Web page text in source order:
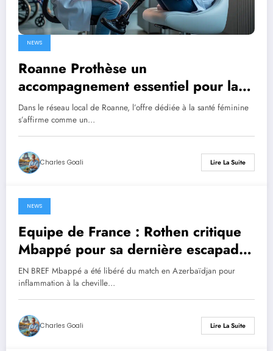
NEWS
Roanne Prothèse un
accompagnement essentiel pour la
santé féminine
Dans le réseau local de Roanne, l’offre dédiée à la santé féminine
s’affirme comme un…
Charles Goali Lire La Suite
22 novembre 2025
NEWS
Equipe de France : Rothen critique
Mbappé pour sa dernière escapade,
Larqué réclame des sanctions
EN BREF Mbappé a été libéré du match en Azerbaïdjan pour
inflammation à la cheville…
Charles Goali Lire La Suite